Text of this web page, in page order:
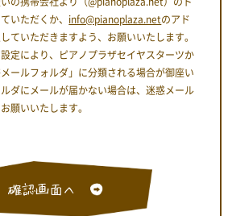
いただくか、 info@pianoplaza.netのアド
ていただきますよう、お願いいたします。
定により、ピアノプラザセイヤスターツか
ールフォルダ」に分類される場合が御座い
ダにメールが届かない場合は、迷惑メール
願いいたします。